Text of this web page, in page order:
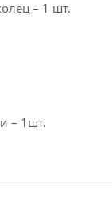
– 1 шт.
– 1шт.